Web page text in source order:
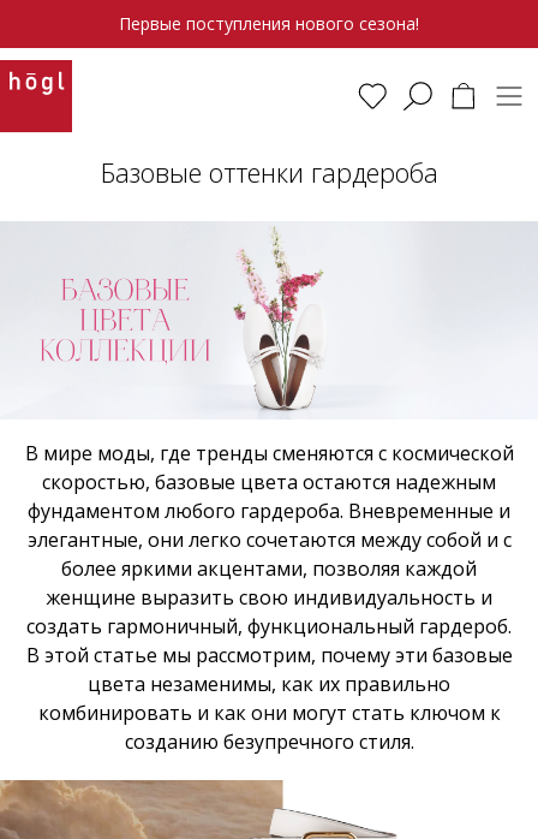
Первые поступления нового сезона!
Базовые оттенки гардероба
В мире моды, где тренды сменяются с космической
скоростью, базовые цвета остаются надежным
фундаментом любого гардероба. Вневременные и
элегантные, они легко сочетаются между собой и с
более яркими акцентами, позволяя каждой
женщине выразить свою индивидуальность и
создать гармоничный, функциональный гардероб.
В этой статье мы рассмотрим, почему эти базовые
цвета незаменимы, как их правильно
комбинировать и как они могут стать ключом к
созданию безупречного стиля.